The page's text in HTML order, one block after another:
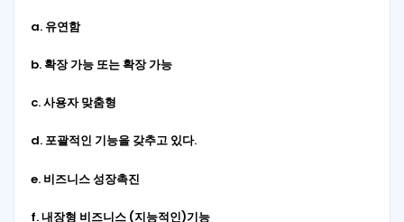
a. 유연함
b.확장 가능 또는 확장 가능
c.사용자맞춤형
d. 포괄적인 기능을 갖추고 있다.
e. 비즈니스 성장촉진
f.내장형 비즈니스 (지능적인)기능